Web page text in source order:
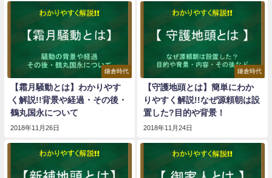
鎌倉時代
【霜月騒動とは】わかりやす
く解説!!背景や経過・その後・
鶴丸国永について
2018年11月26日
鎌倉時代
【守護地頭とは】簡単にわか
りやすく解説!!なぜ源頼朝は設
置した?目的や背景！
2018年11月24日